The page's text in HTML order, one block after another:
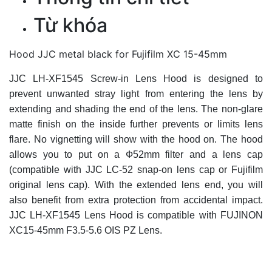
Từ khóa
Hood JJC metal black for Fujifilm XC 15-45mm
JJC LH-XF1545 Screw-in Lens Hood is designed to
prevent unwanted stray light from entering the lens by
extending and shading the end of the lens. The non-glare
matte finish on the inside further prevents or limits lens
flare. No vignetting will show with the hood on. The hood
allows you to put on a Ф52mm filter and a lens cap
(compatible with JJC LC-52 snap-on lens cap or Fujifilm
original lens cap). With the extended lens end, you will
also benefit from extra protection from accidental impact.
JJC LH-XF1545 Lens Hood is compatible with FUJINON
XC15-45mm F3.5-5.6 OIS PZ Lens.